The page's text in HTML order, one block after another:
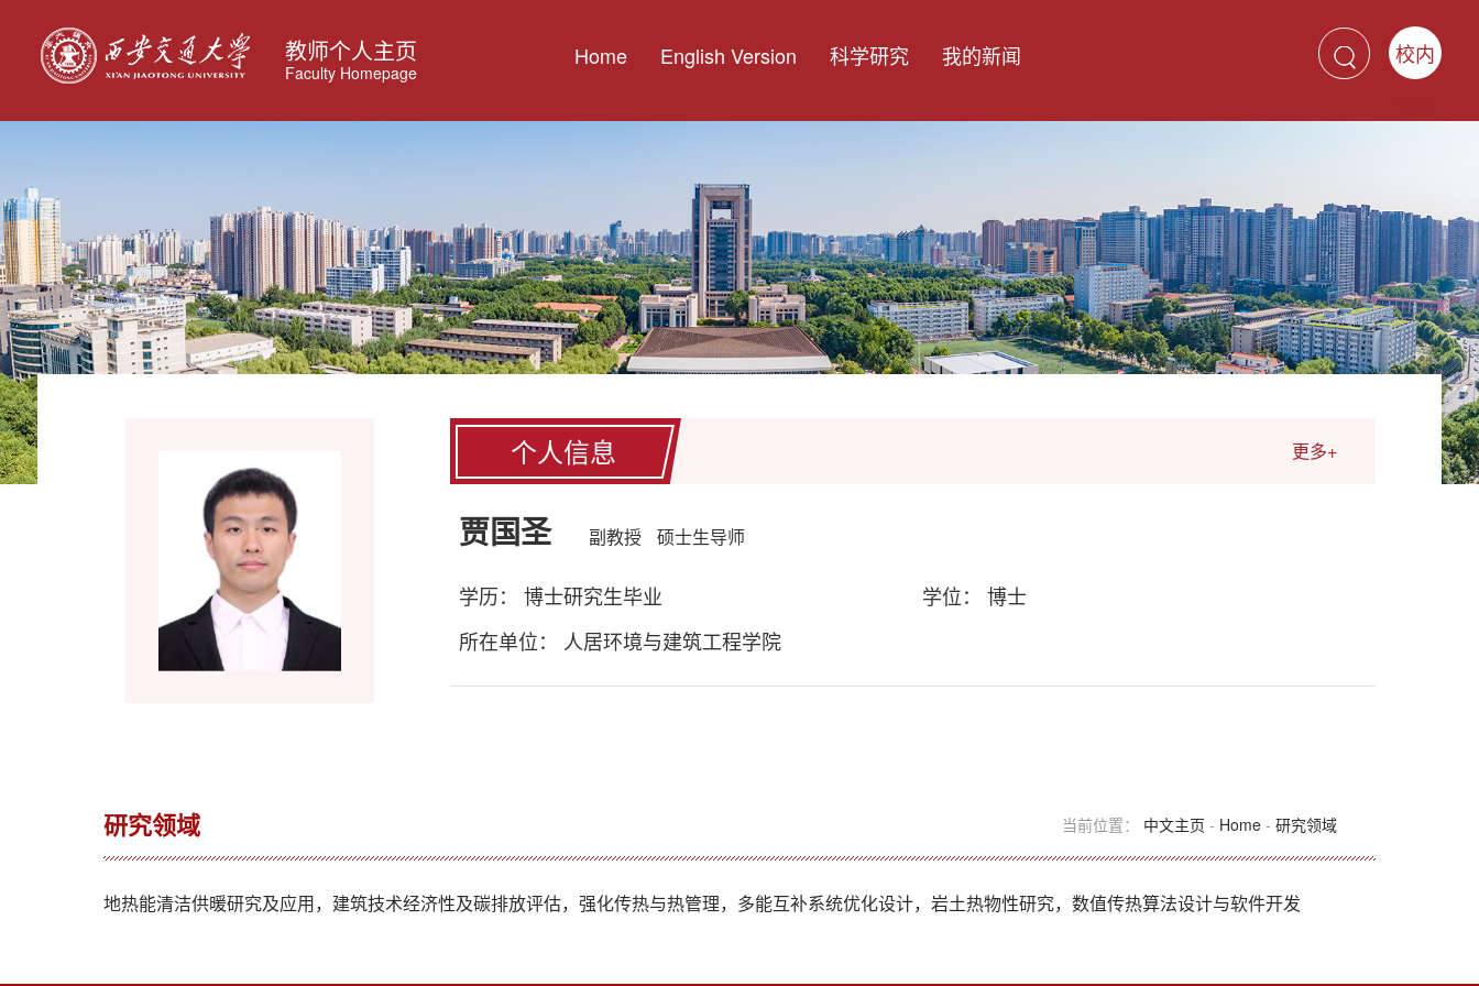
教师个人主页
Faculty Homepage
校内
Home English Version 科学研究 我的新闻
个人信息 更多+
贾国圣 副教授 硕士生导师
学历： 博士研究生毕业
学位： 博士
所在单位： 人居环境与建筑工程学院
研究领域 当前位置： 中文主页 - Home -研究领域
地热能清洁供暖研究及应用，建筑技术经济性及碳排放评估， 强化传热与热管理， 多能互补系统优化设计，岩土热物性研究，数值传热算法设计与软件开发